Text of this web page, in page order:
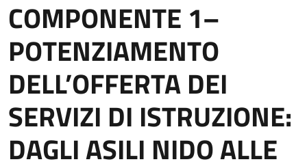
COMPONENTE 1–
POTENZIAMENTO
DELL’OFFERTA DEI
SERVIZI DI ISTRUZIONE:
DAGLI ASILI NIDO ALLE